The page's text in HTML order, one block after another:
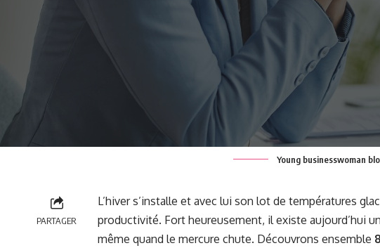
Young businesswoman
PARTAGER
L’hiver s’installe et avec lui son lot de températures
productivité. Fort heureusement, il existe aujourd’hui
même quand le mercure chute. Découvrons ensemble